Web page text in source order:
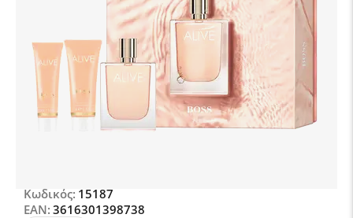
EAN: 3616301398738
Κωδικός: 15187